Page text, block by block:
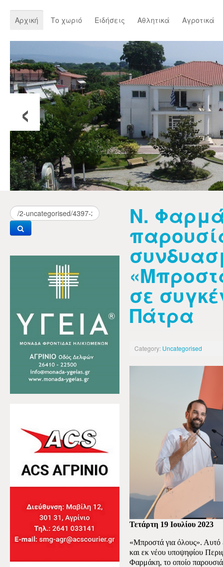
Αρχική Το χωριό Ειδήσεις Αθλητικά Αγροτικά
‹
Ν.
σε
Πάτρα
Category: Uncategorised
Τετάρτη 19 Ιουλίου 2023
«Μπροστά για όλους». Αυτό
και εκ νέου υποψηφίου
Φαρμάκη, το οποίο